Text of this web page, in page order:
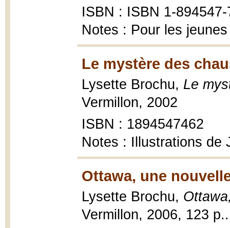
ISBN : ISBN 1-
Notes : Pour les
Le mystère des
Lysette Brochu, Le
Vermillon, 2002
ISBN : 1894547462
Notes : Illustrations de
Ottawa, une
Lysette Brochu,
Vermillon, 2006, 123 p..